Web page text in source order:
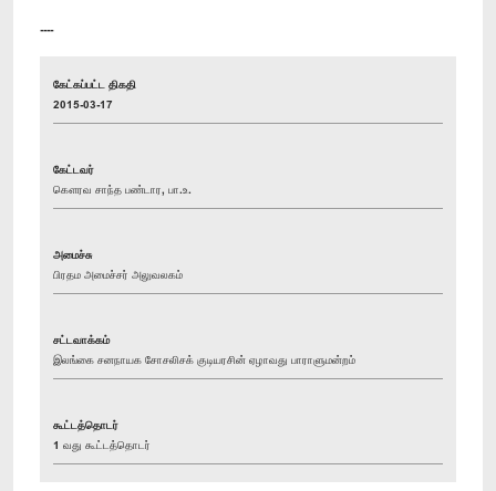
----
கேட்கப்பட்ட திகதி
2015-03-17
கேட்டவர்
கௌரவ சாந்த பண்டார, பா.உ.
அமைச்சு
பிரதம அமைச்சர் அலுவலகம்
சட்டவாக்கம்
இலங்கை சனநாயக சோசலிசக் குடியரசின் ஏழாவது பாராளுமன்றம்
கூட்டத்தொடர்
1 வது கூட்டத்தொடர்